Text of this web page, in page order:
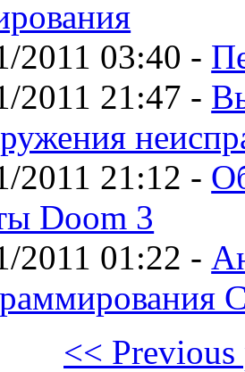
2011 03:40 -
2011 21:47 -
2011 21:12 -
Doom 3
2011 01:22 -
<< Previous